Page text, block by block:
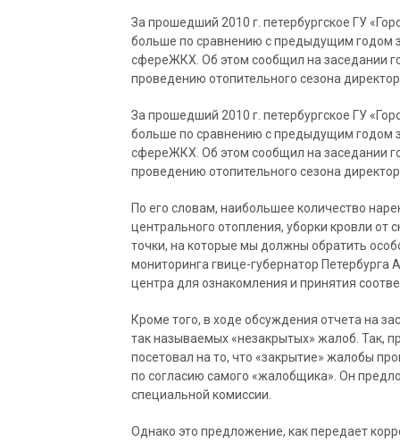
За прошедший 2010 г. петербургское ГУ
больше по сравнению с предыдущим годом
сфереЖКХ. Об этом сообщил на заседании
проведению отопительного сезона
За прошедший 2010 г. петербургское ГУ
больше по сравнению с предыдущим годом
сфереЖКХ. Об этом сообщил на заседании
проведению отопительного сезона
По его словам, наибольшее количество
центрального отопления, уборки кровли от
точки, на которые мы должны обратить
мониторинга гвице-губернатор Петербурга
центра для ознакомления и принятия
Кроме того, в ходе обсуждения отчета на
так называемых «незакрытых» жалоб. Так,
посетовал на то, что «закрытие» жалобы
по согласию самого «жалобщика». Он
специальной комиссии.
Однако это предложение, как передает